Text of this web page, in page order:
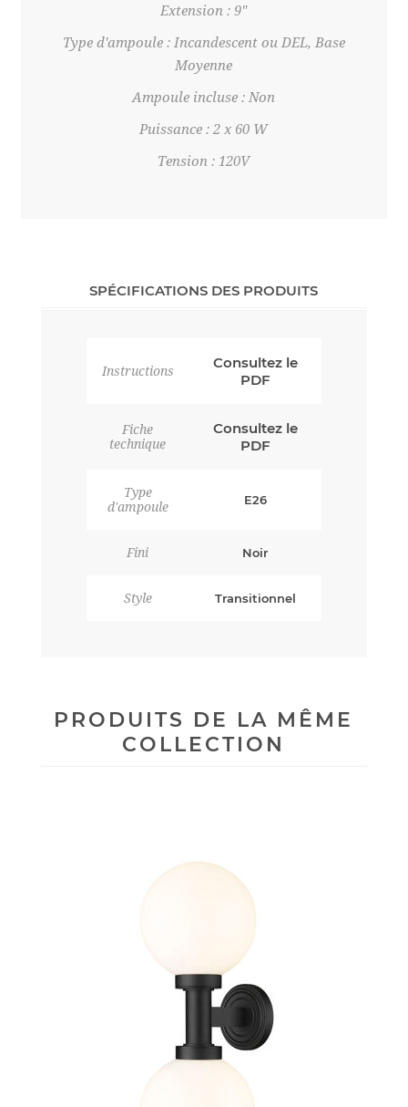
Extension : 9"
Type d'ampoule : Incandescent ou DEL, Base
Moyenne
Ampoule incluse : Non
Puissance : 2 x 60 W
Tension : 120V
SPÉCIFICATIONS DES PRODUITS
Instructions
Consultez le
PDF
Fiche
technique
Consultez le
PDF
Type
d'ampoule
E26
Fini Noir
Style Transitionnel
PRODUITS DE LA MÊME
COLLECTION